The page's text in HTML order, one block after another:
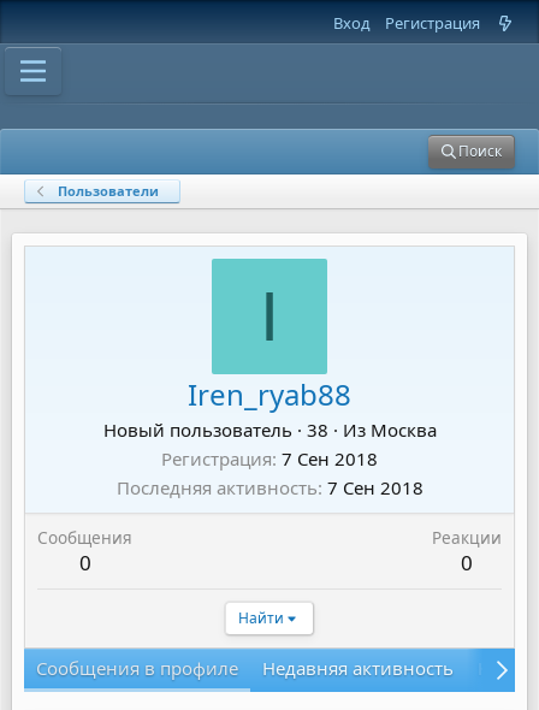
Вход Регистрация
Поиск
Пользователи
I
Iren_ryab88
Новый пользователь · 38 · Из Москва
Регистрация 7 Сен 2018
Последняя активность 7 Сен 2018
Сообщения
0
Реакции
0
Найти
Сообщения в профиле Недавняя активность